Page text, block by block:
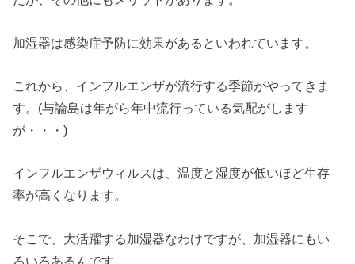
加湿器は感染症予防に効果があるといわれています。
これから、インフルエンザが流行する季節がやってきま
す。(与論島は年がら年中流行っている気配がします
が・・・)
インフルエンザウィルスは、温度と湿度が低いほど生存
率が高くなります。
そこで、大活躍する加湿器なわけですが、加湿器にもい
ろいろあるんです。